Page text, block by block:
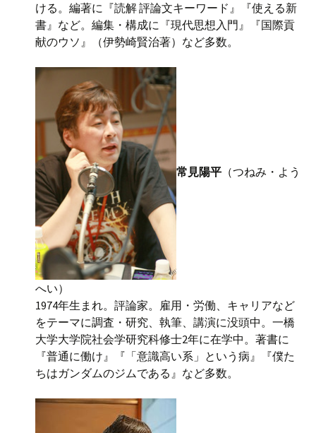
ける。編著に『読解 評論文キーワード』『使える新
書』など。編集・構成に『現代思想入門』『国際貢
献のウソ』（伊勢崎賢治著）など多数。
常見陽平 （つねみ・よう
へい）
1974年生まれ。評論家。雇用・労働、キャリアなど
をテーマに調査・研究、執筆、講演に没頭中。一橋
大学大学院社会学研究科修士2年に在学中。著書に
『普通に働け』『「意識高い系」という病』『僕た
ちはガンダムのジムである』など多数。